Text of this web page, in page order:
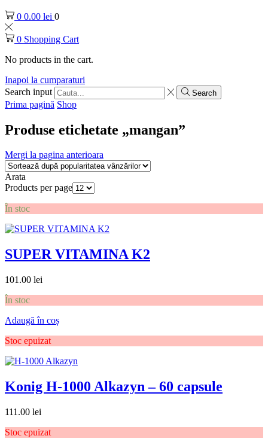
0 0.00 lei 0
0 Shopping Cart
No products in the cart.
Inapoi la cumparaturi
Search input
Search
Prima pagină Shop
Produse etichetate „mangan”
Mergi la pagina anterioara
Arata
Products per page
În stoc
SUPER VITAMINA K2
101.00 lei
În stoc
Adaugă în coș
Stoc epuizat
Konig H-1000 Alkazyn – 60 capsule
111.00 lei
Stoc epuizat